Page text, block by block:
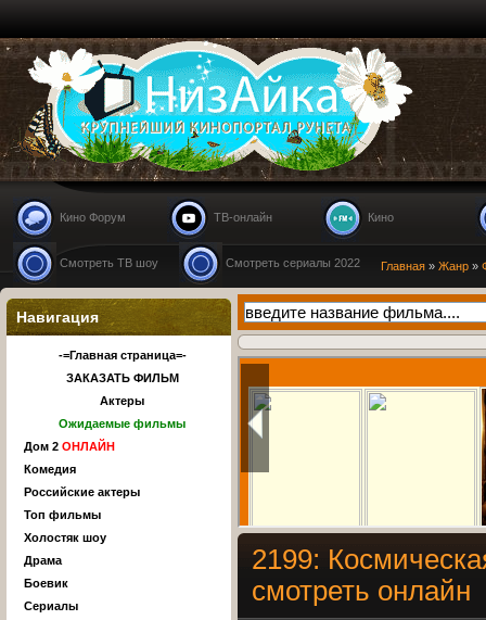
Nizaika.ru
Кино Форум ТВ-онлайн Кино
Смотреть ТВ шоу Смотреть сериалы 2022 Главная » Жанр »
2199:
смотреть онлайн
Навигация
-=Главная страница=-
ЗАКАЗАТЬ ФИЛЬМ
Актеры
Ожидаемые фильмы
Дом 2 ОНЛАЙН
Комедия
Российские актеры
Топ фильмы
Холостяк шоу
Драма
Боевик
Сериалы